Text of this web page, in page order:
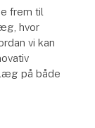
frem til
hvor
vi kan
på både